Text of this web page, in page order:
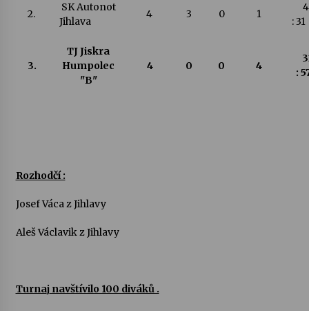
2.
SK Autonot
Jihlava
4 3 0 1
:
3.
TJ Jiskra
Humpolec
"B"
4 0 0 4
:
Rozhodčí :
Josef Váca z Jihlavy
Aleš Václavik z Jihlavy
Turnajnavštívilo 100 diváků .